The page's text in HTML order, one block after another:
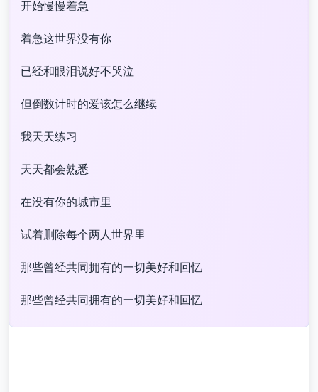
开始慢慢着急
着急这世界没有你
已经和眼泪说好不哭泣
但倒数计时的爱该怎么继续
我天天练习
天天都会熟悉
在没有你的城市里
试着删除每个两人世界里
那些曾经共同拥有的一切美好和回忆
那些曾经共同拥有的一切美好和回忆